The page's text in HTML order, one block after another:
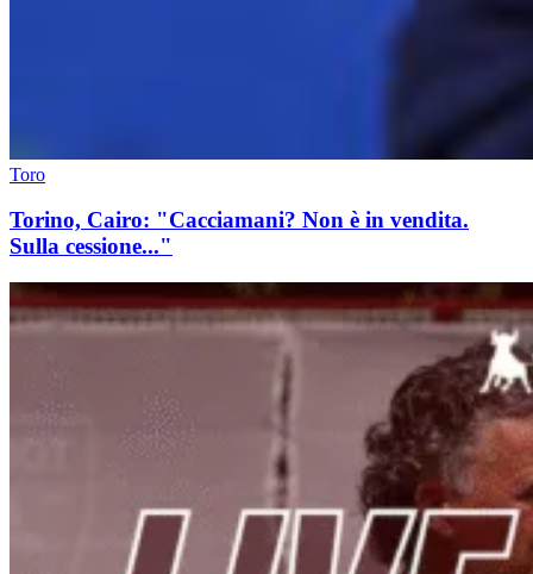
Toro
Torino, Cairo: "Cacciamani? Non è in vendita.
Sulla cessione..."